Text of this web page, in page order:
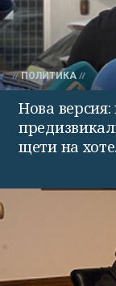
ПОЛИТИКА
Нова
щети на